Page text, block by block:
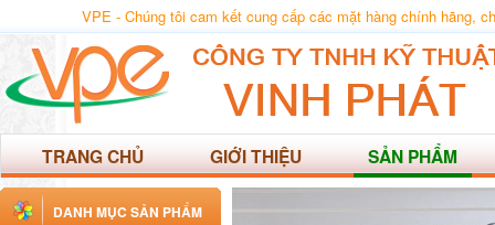
VPE - Chúng tôi cam kết cung cấp các mặt hàng chính hãng,
TRANG CHỦ GIỚI THIỆU SẢN PHẨM
DANH MỤC SẢN PHẨM